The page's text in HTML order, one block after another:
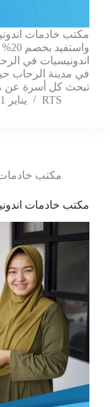
مكتب خادمات
اندونيسيات في
في مدينة الرحاب
تبحث كل أسرة عن
RTS
يناير 31, 2026
مكتب
مكتب خادمات